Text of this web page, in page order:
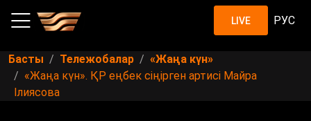
LIVE РУС
Басты Тележобалар
«Жаңа күн»
«Жаңа күн». ҚР еңбек сіңірген артисі Майра
Ілиясова